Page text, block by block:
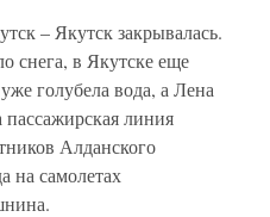
– Якутск закрывалась.
снега, в Якутске еще
голубела вода, а Лена
линия
Алданского
на самолетах